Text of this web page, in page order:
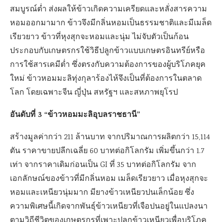
สมบูรณ์ต่ำ ส่งผลให้ข้าวเกิดความเครียดและหลั่งสารความ
หอมออกมามาก ข้าวจึงมีกลิ่นหอมเป็นธรรมชาติและมีเมล็ด
เรียวยาว ข้าวที่หุงสุกจะหอมและนุ่ม ไม่จับตัวเป็นก้อน
ประกอบกับเกษตรกรใช้วิธีปลูกข้าวแบบเกษตรอินทรีย์หรือ
การใช้สารเคมีต่ำ ซึ่งตรงกับความต้องการของผู้บริโภคยุค
ใหม่ ข้าวหอมมะลิทุ่งกุลาร้องไห้จึงเป็นที่ต้องการในตลาด
โลก โดยเฉพาะจีน ญี่ปุ่น สหรัฐฯ และสหภาพยุโรป
อันดับที่ 3 “ข้าวหอมมะลิอุบลราชธานี”
สร้างมูลค่ากว่า 211 ล้านบาท จากปริมาณการผลิตกว่า 15,114
ตัน ราคาขายปลีกเฉลี่ย 60 บาทต่อกิโลกรัม เพิ่มขึ้นกว่า 1.7
เท่า จากราคาเดิมก่อนเป็น GI ที่ 35 บาทต่อกิโลกรัม จาก
เอกลักษณ์ของข้าวที่มีกลิ่นหอม เมล็ดเรียวยาว เมื่อหุงสุกจะ
หอมและเหนียวนุ่มมาก มียางข้าวเหนียวปนเล็กน้อย ซึ่ง
ความพิเศษนี้เกิดจากพันธุ์ข้าวเหนียวที่เจือปนอยู่ในแปลงนา